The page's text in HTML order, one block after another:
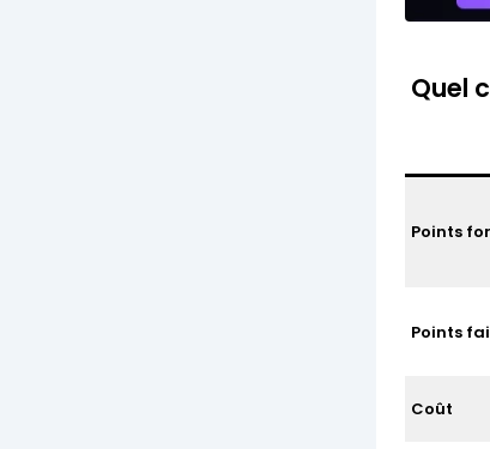
Quel
Points
Points
Coût